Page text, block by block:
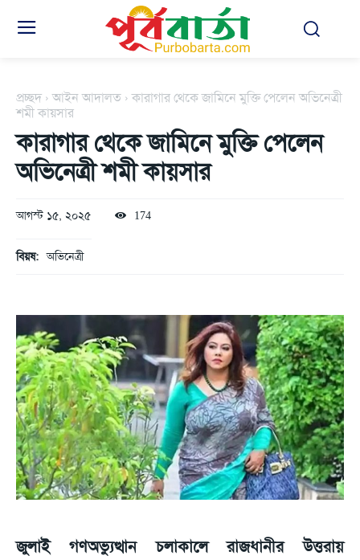
প্রচ্ছদ আইন আদালত
কারাগার থেকে জামিনে মুক্তি পেলেন অভিনেত্রী
শমী কায়সার
কারাগার থেকে জামিনে মুক্তি পেলেন
অভিনেত্রী শমী কায়সার
আগস্ট ১৫, ২০২৫ 174
বিয়ষ: অভিনেত্রী
জুলাই গণঅভ্যুত্থান চলাকালে রাজধানীর উত্তরায়